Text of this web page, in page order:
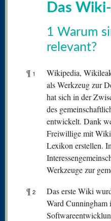
Das
1 Warum
relevant?
¶ 1
Wikipedia,
als Werkzeug zur
hat sich in der
des
entwickelt. Dank
Freiwillige mit
Lexikon erstellen.
Werkzeuge zur
¶ 2
Das erste Wiki
Ward Cunningham